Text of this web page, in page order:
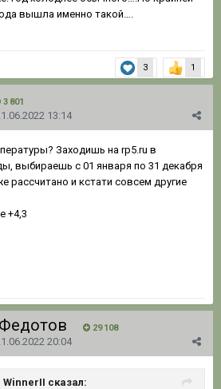
вышла именно такой….
3 1
3 801
13:14
Заходишь на rp5.ru в
выбираешь с 01 января по 31 декабря
рассчитано и кстати совсем другие
+4,3
29 108
20:04
WinnerII сказал: